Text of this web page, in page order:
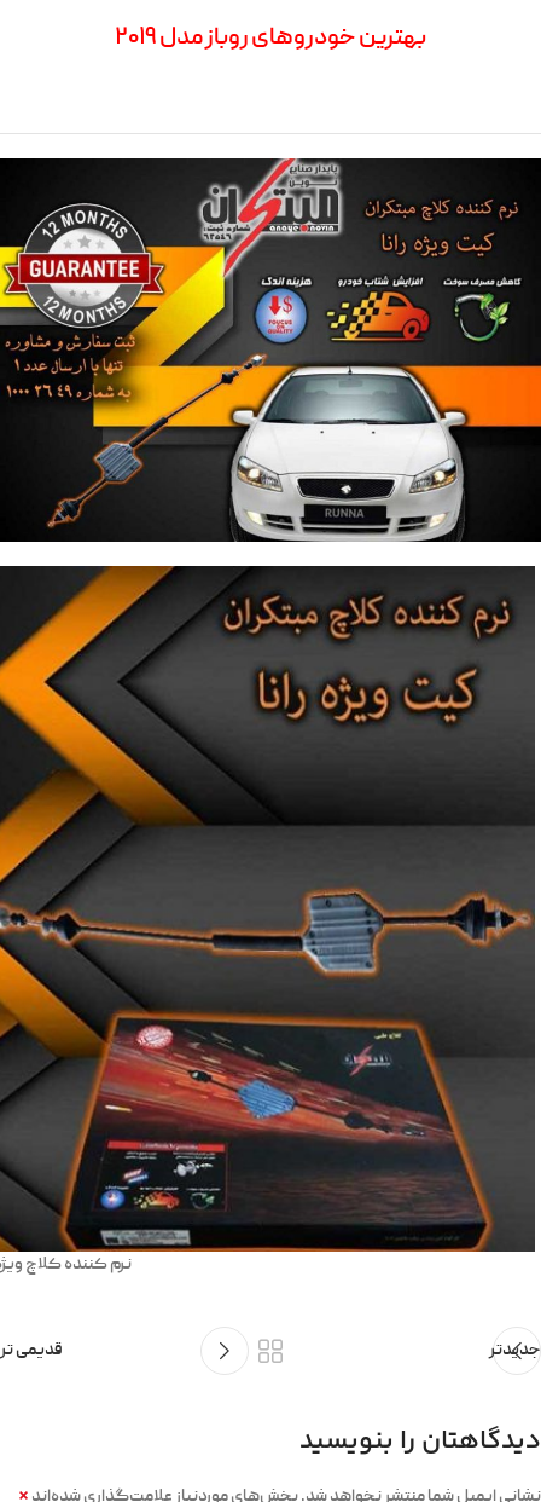
بهترین خودروهای روباز مدل ۲۰۱۹
نرم کننده کلاچ ویژه
جدیدتر قدیمی تر
دیدگاهتان را بنویسید